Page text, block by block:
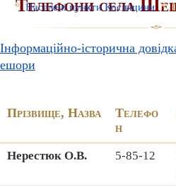
Телефони села
Інформаційно-історична
ешори
Прізвище, Назва
Телефо
н
Hерестюк О.В. 5-85-12
Населені пункти Косівщини